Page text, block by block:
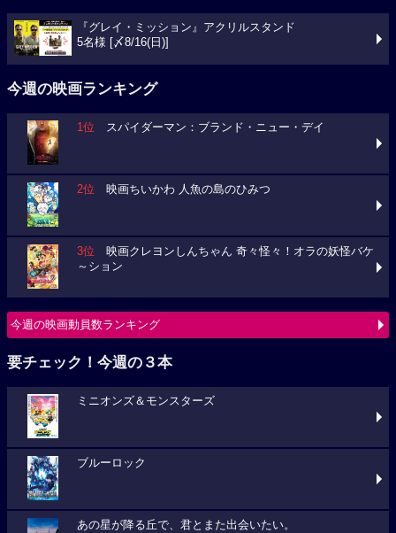
『グレイ・ミッション』アクリルスタンド
5名様 [〆8/16(日)]
今週の映画ランキング
1位 スパイダーマン：ブランド・ニュー・デイ
2位 映画ちいかわ 人魚の島のひみつ
3位 映画クレヨンしんちゃん 奇々怪々！オラの妖怪バケ
～ション
今週の映画動員数ランキング
要チェック！今週の３本
ミニオンズ＆モンスターズ
ブルーロック
あの星が降る丘で、君とまた出会いたい。